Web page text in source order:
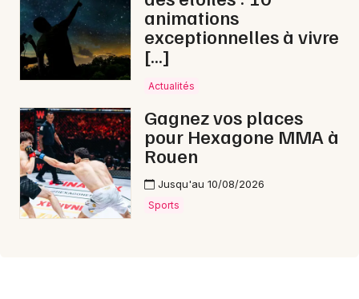
animations
exceptionnelles à vivre
[…]
Actualités
Gagnez vos places
pour Hexagone MMA à
Rouen
Jusqu'au 10/08/2026
Sports